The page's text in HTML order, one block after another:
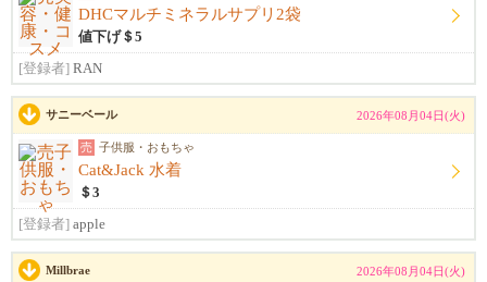
DHCマルチミネラルサプリ2袋
値下げ＄5
[登録者] RAN
サニーベール 2026年08月04日(火)
売 子供服・おもちゃ
Cat&Jack 水着
＄3
[登録者] apple
Millbrae 2026年08月04日(火)